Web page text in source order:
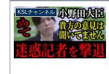
KSLチャンネル